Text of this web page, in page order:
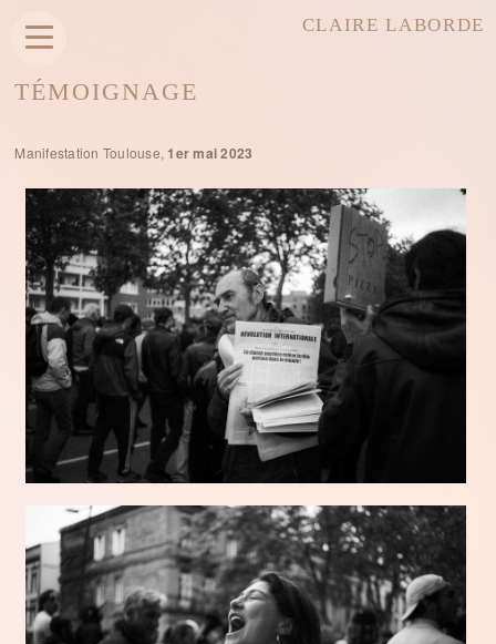
CLAIRE LABORDE
TÉMOIGNAGE
Manifestation Toulouse, 1er mai 2023